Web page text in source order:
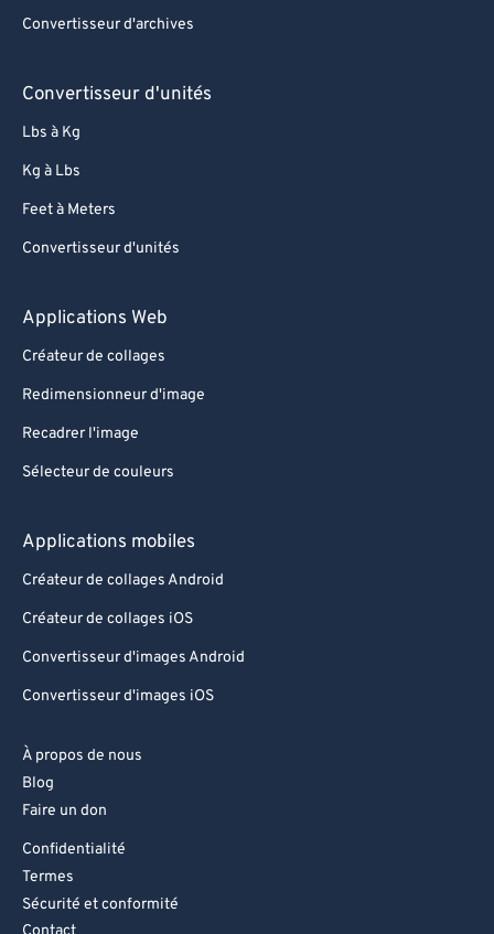
Convertisseur d'archives
Convertisseur d'unités
Lbs à Kg
Kg à Lbs
Feet à Meters
Convertisseur d'unités
Applications Web
Créateur de collages
Redimensionneur d'image
Recadrer l'image
Sélecteur de couleurs
Applications mobiles
Créateur de collages Android
Créateur de collages iOS
Convertisseur d'images Android
Convertisseur d'images iOS
À propos de nous
Blog
Faire un don
Confidentialité
Termes
Sécurité et conformité